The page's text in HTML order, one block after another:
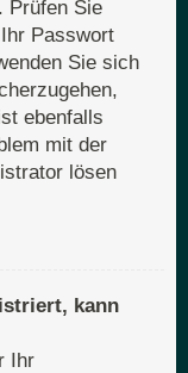
Prüfen Sie
Passwort
Sie sich
ebenfalls
mit der
lösen
kann
Ihr